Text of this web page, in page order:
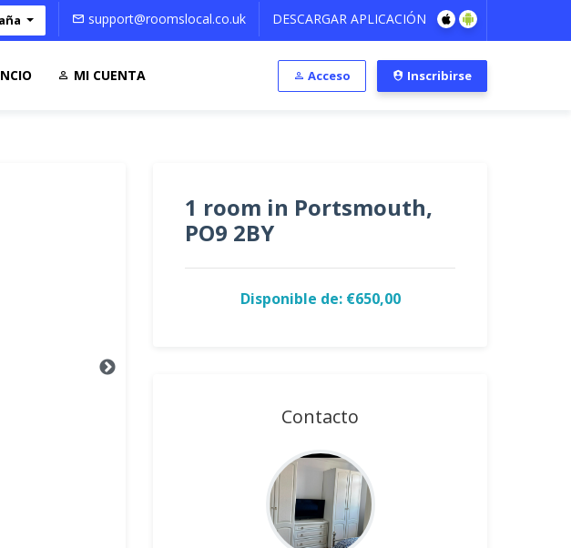
support@roomslocal.co.uk DESCARGAR APLICACIÓN
MI CUENTA Acceso Inscribirse
1 room in Portsmouth,
PO9 2BY
Disponible de: €650,00
Contacto